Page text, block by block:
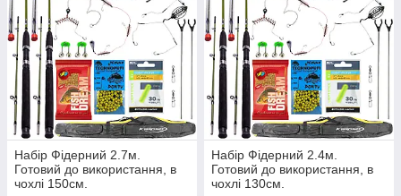
Набір Фідерний 2.7м.
Готовий до використання, в
чохлі 150см.
Набір Фідерний 2.4м.
Готовий до використання, в
чохлі 130см.